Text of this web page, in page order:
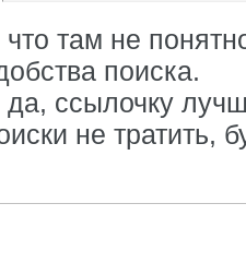
там не
поиска.
ссылочку
не тратить,